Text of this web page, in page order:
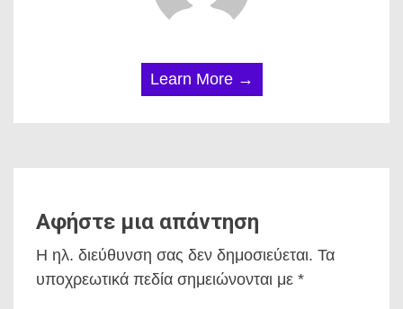
Learn More →
Αφήστε μια απάντηση
Η ηλ. διεύθυνση σας δεν δημοσιεύεται. Τα
υποχρεωτικά πεδία σημειώνονται με *